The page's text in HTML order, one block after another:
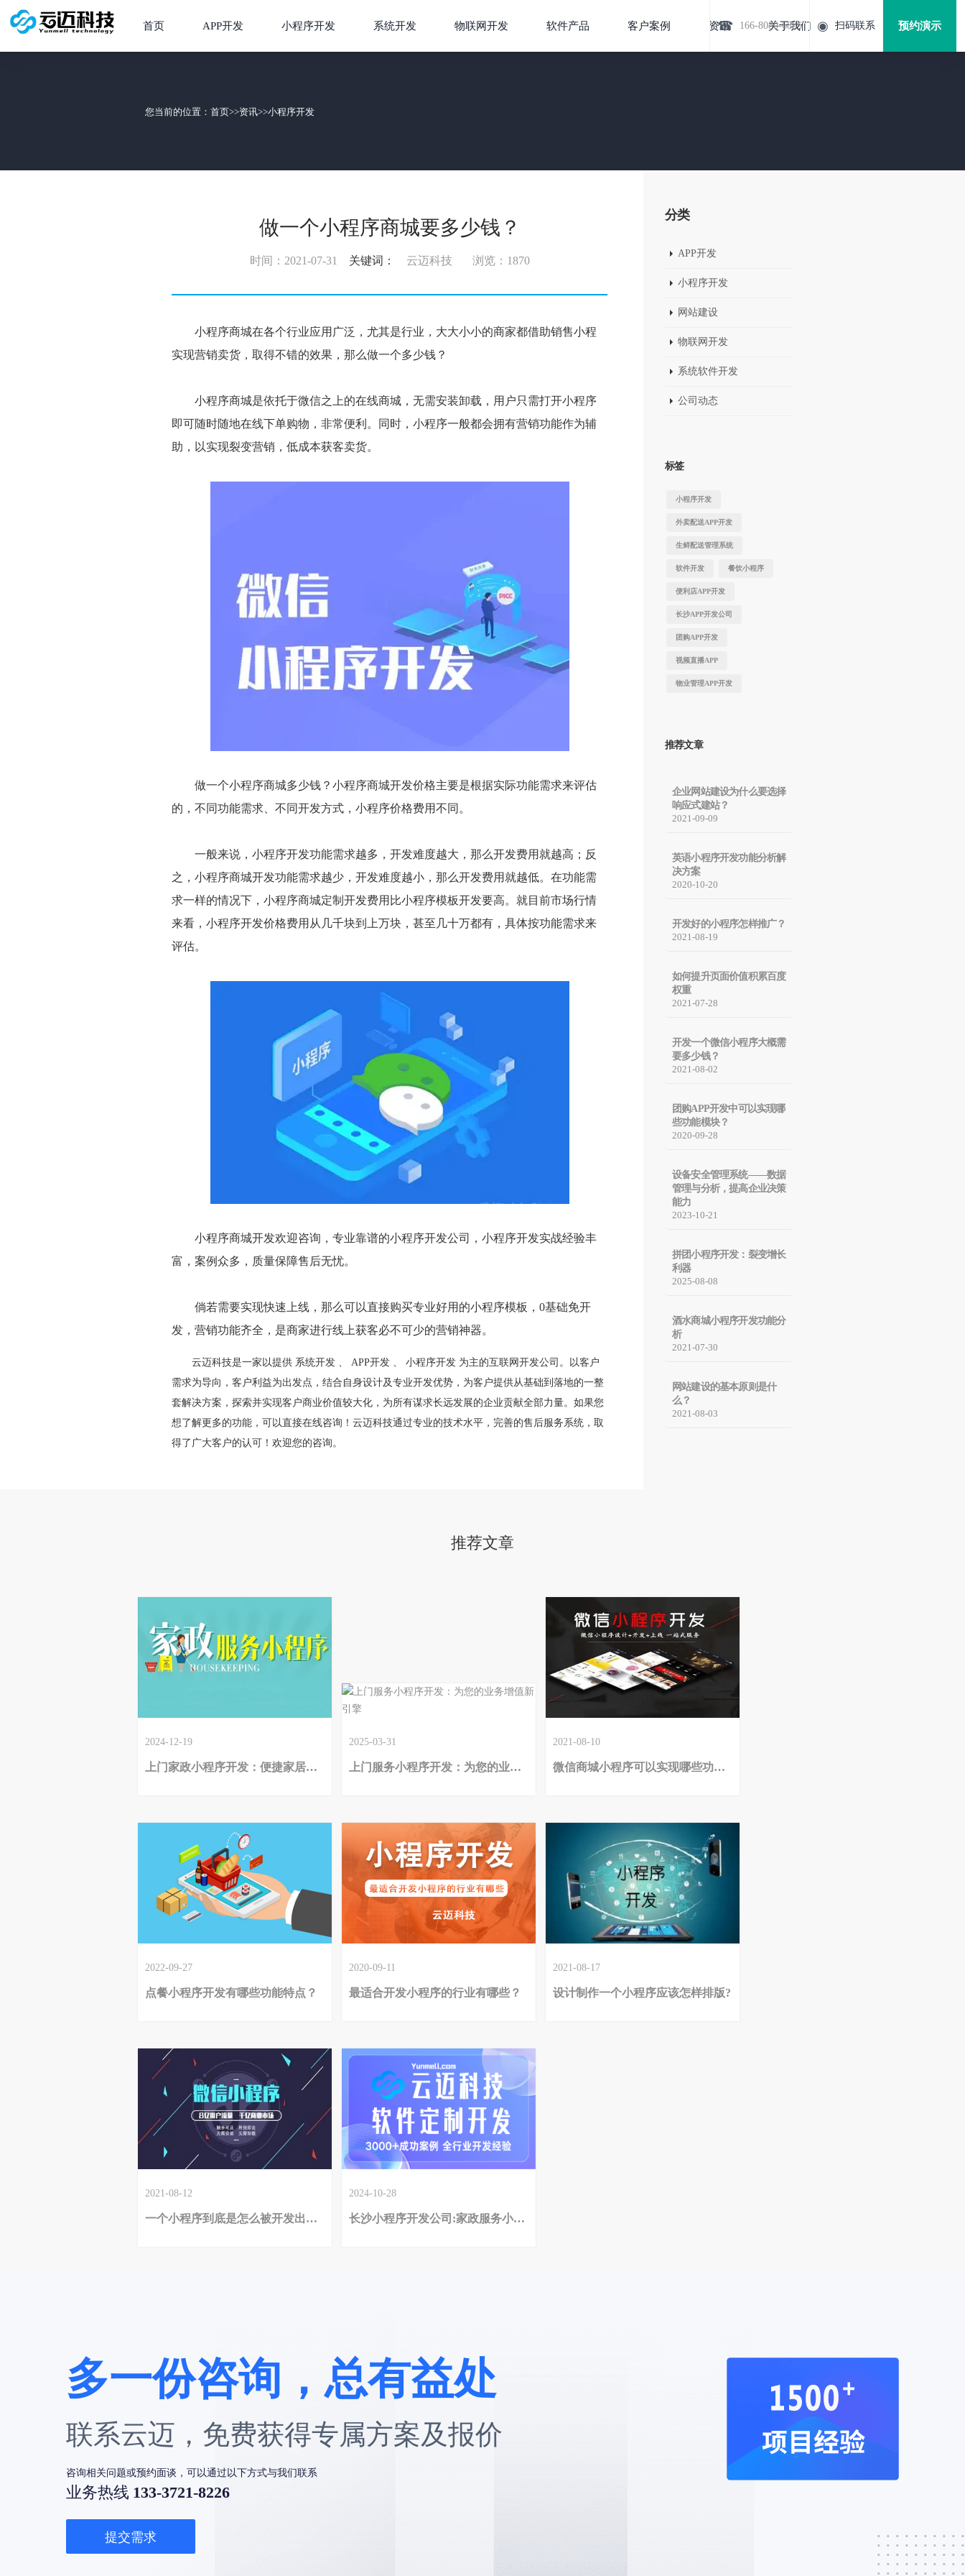
首页 APP开发 小程序开发 系统开发 物联网开发 软件产品 客户案例 资讯 关于我们
☎ 166-8080-6886 ◉ 扫码联系 预约演示
您当前的位置： 首页>>资讯>>小程序开发
做一个小程序商城要多少钱？
时间：2021-07-31 关键词： 云迈科技 浏览：1870
小程序商城在各个行业应用广泛，尤其是行业，大大小小的商家都借助销售小程
实现营销卖货，取得不错的效果，那么做一个多少钱？
小程序商城是依托于微信之上的在线商城，无需安装卸载，用户只需打开小程序
即可随时随地在线下单购物，非常便利。同时，小程序一般都会拥有营销功能作为辅
助，以实现裂变营销，低成本获客卖货。
做一个小程序商城多少钱？小程序商城开发价格主要是根据实际功能需求来评估
的，不同功能需求、不同开发方式，小程序价格费用不同。
一般来说，小程序开发功能需求越多，开发难度越大，那么开发费用就越高；反
之，小程序商城开发功能需求越少，开发难度越小，那么开发费用就越低。在功能需
求一样的情况下，小程序商城定制开发费用比小程序模板开发要高。就目前市场行情
来看，小程序开发价格费用从几千块到上万块，甚至几十万都有，具体按功能需求来
评估。
小程序商城开发欢迎咨询，专业靠谱的小程序开发公司，小程序开发实战经验丰
富，案例众多，质量保障售后无忧。
倘若需要实现快速上线，那么可以直接购买专业好用的小程序模板，0基础免开
发，营销功能齐全，是商家进行线上获客必不可少的营销神器。
云迈科技是一家以提供 系统开发 、 APP开发 、 小程序开发 为主的互联网开发公司。以客户
需求为导向，客户利益为出发点，结合自身设计及专业开发优势，为客户提供从基础到落地的一整
套解决方案，探索并实现客户商业价值较大化，为所有谋求长远发展的企业贡献全部力量。如果您
想了解更多的功能，可以直接在线咨询！云迈科技通过专业的技术水平，完善的售后服务系统，取
得了广大客户的认可！欢迎您的咨询。
分类
APP开发
小程序开发
网站建设
物联网开发
系统软件开发
公司动态
标签
小程序开发
外卖配送APP开发
生鲜配送管理系统
软件开发 餐饮小程序
便利店APP开发
长沙APP开发公司
团购APP开发
视频直播APP
物业管理APP开发
推荐文章
企业网站建设为什么要选择
响应式建站？
2021-09-09
英语小程序开发功能分析解
决方案
2020-10-20
开发好的小程序怎样推广？
2021-08-19
如何提升页面价值积累百度
权重
2021-07-28
开发一个微信小程序大概需
要多少钱？
2021-08-02
团购APP开发中可以实现哪
些功能模块？
2020-09-28
设备安全管理系统——数据
管理与分析，提高企业决策
能力
2023-10-21
拼团小程序开发：裂变增长
利器​
2025-08-08
酒水商城小程序开发功能分
析
2021-07-30
网站建设的基本原则是什
么？
2021-08-03
推荐文章
2024-12-19
上门家政小程序开发：便捷家居服务新引擎
2025-03-31
上门服务小程序开发：为您的业务增值新引擎
2021-08-10
微信商城小程序可以实现哪些功能？
2022-09-27
点餐小程序开发有哪些功能特点？
2020-09-11
最适合开发小程序的行业有哪些？
2021-08-17
设计制作一个小程序应该怎样排版?
2021-08-12
一个小程序到底是怎么被开发出来的？
2024-10-28
长沙小程序开发公司:家政服务小程序有哪些功能
多一份咨询，总有益处
联系云迈，免费获得专属方案及报价
咨询相关问题或预约面谈，可以通过以下方式与我们联系
业务热线 133-3721-8226
提交需求